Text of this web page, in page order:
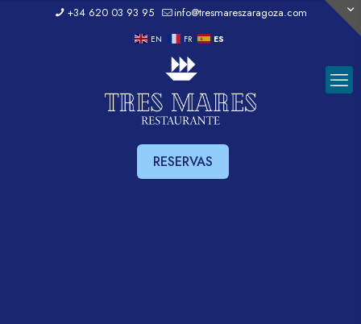
+34 620 03 93 95 info@tresmareszaragoza.com
EN FR ES
RESERVAS